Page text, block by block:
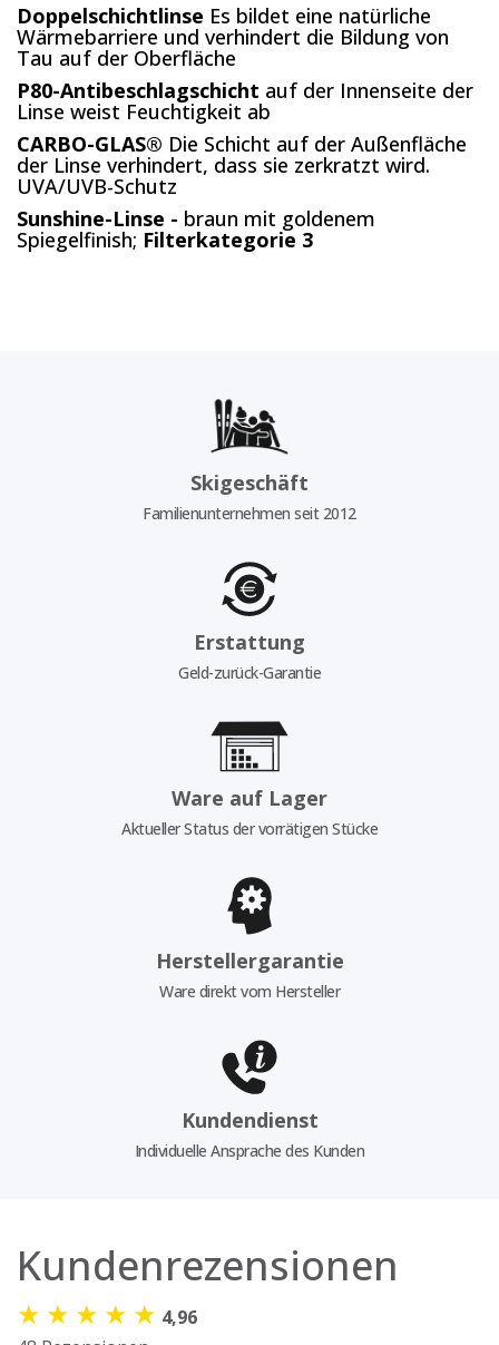
Doppelschichtlinse Es bildet eine natürliche
Wärmebarriere und verhindert die Bildung von
Tau auf der Oberfläche
P80-Antibeschlagschicht auf der Innenseite der
Linse weist Feuchtigkeit ab
CARBO-GLAS® Die Schicht auf der Außenfläche
der Linse verhindert, dass sie zerkratzt wird.
UVA/UVB-Schutz
Sunshine-Linse - braun mit goldenem
Spiegelfinish; Filterkategorie 3
Skigeschäft
Familienunternehmen seit 2012
Erstattung
Geld-zurück-Garantie
Ware auf Lager
Aktueller Status der vorrätigen Stücke
Herstellergarantie
Ware direkt vom Hersteller
Kundendienst
Individuelle Ansprache des Kunden
Kundenrezensionen
★ ★ ★ ★ ★ 4,96